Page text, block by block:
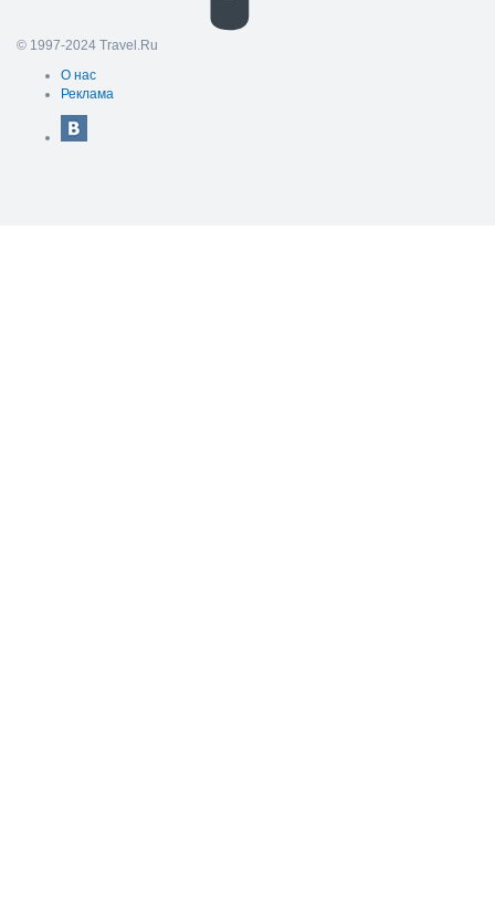
© 1997-2024 Travel.Ru
О нас
Реклама